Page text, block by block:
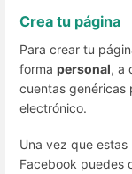
Crea tu página
Para crear tu
forma personal, a
cuentas genéricas
electrónico.
Una vez que
Facebook puedes